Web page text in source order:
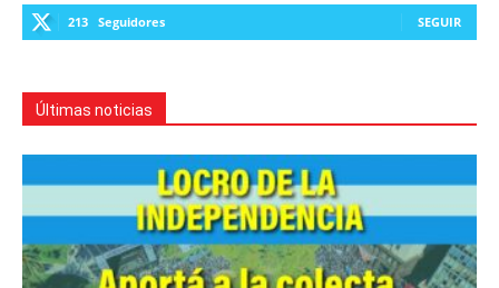
213 Seguidores SEGUIR
Últimas noticias